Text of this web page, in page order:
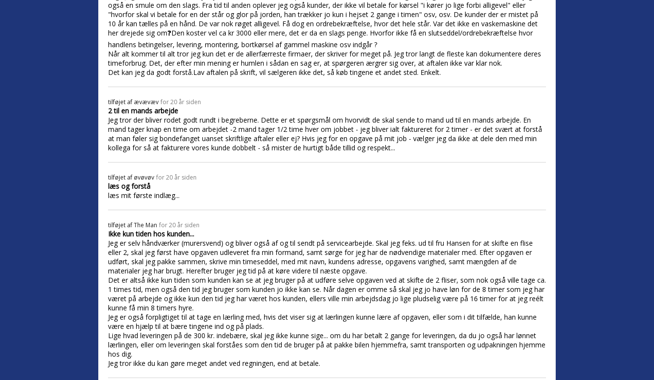
også en smule om den slags. Fra tid til anden oplever jeg også kunder, der ikke vil betale for kørsel "i kører jo lige forbi alligevel" eller
"hvorfor skal vi betale for en der står og glor på jorden, han trækker jo kun i hejset 2 gange i timen" osv, osv. De kunder der er mistet på
10 år kan tælles på en hånd. De var nok røget alligevel. Få dog en ordrebekræftelse, hvor det hele står. Var det ikke en vaskemaskine det
her drejede sig om❓Den koster vel ca kr 3000 eller mere, det er da en slags penge. Hvorfor ikke få en slutseddel/ordrebekræftelse hvor
handlens betingelser, levering, montering, bortkørsel af gammel maskine osv indgår ?
Når alt kommer til alt tror jeg kun det er de allerfærreste firmaer, der skriver for meget på. Jeg tror langt de fleste kan dokumentere deres
timeforbrug. Det, der efter min mening er humlen i sådan en sag er, at spørgeren ærgrer sig over, at aftalen ikke var klar nok.
Det kan jeg da godt forstå.Lav aftalen på skrift, vil sælgeren ikke det, så køb tingene et andet sted. Enkelt.
tilføjet af ævævæv for 20 år siden
2 til en mands arbejde
Jeg tror der bliver rodet godt rundt i begreberne. Dette er et spørgsmål om hvorvidt de skal sende to mand ud til en mands arbejde. En
mand tager knap en time om arbejdet -2 mand tager 1/2 time hver om jobbet - jeg bliver ialt faktureret for 2 timer - er det svært at forstå
at man føler sig bondefanget uanset skriftlige aftaler eller ej? Hvis jeg for en opgave på mit job - vælger jeg da ikke at dele den med min
kollega for så at fakturere vores kunde dobbelt - så mister de hurtigt både tillid og respekt...
tilføjet af øvøvøv for 20 år siden
læs og forstå
læs mit første indlæg...
tilføjet afThe Man for 20 år siden
Ikke kun tiden hos kunden...
Jeg er selv håndværker (murersvend) og bliver også af og til sendt på servicearbejde. Skal jeg feks. ud til fru Hansen for at skifte en flise
eller 2, skal jeg først have opgaven udleveret fra min formand, samt sørge for jeg har de nødvendige materialer med. Efter opgaven er
udført, skal jeg pakke sammen, skrive min timeseddel, med mit navn, kundens adresse, opgavens varighed, samt mængden af de
materialer jeg har brugt. Herefter bruger jeg tid på at køre videre til næste opgave.
Det er altså ikke kun tiden som kunden kan se at jeg bruger på at udføre selve opgaven ved at skifte de 2 fliser, som nok også ville tage ca.
1 times tid, men også den tid jeg bruger som kunden jo ikke kan se. Når dagen er omme så skal jeg jo have løn for de 8 timer som jeg har
været på arbejde og ikke kun den tid jeg har været hos kunden, ellers ville min arbejdsdag jo lige pludselig være på 16 timer for at jeg reélt
kunne få min 8 timers hyre.
Jeg er også forpligtiget til at tage en lærling med, hvis det viser sig at lærlingen kunne lære af opgaven, eller som i dit tilfælde, han kunne
være en hjælp til at bære tingene ind og på plads.
Lige hvad leveringen på de 300 kr. indebære, skal jeg ikke kunne sige... om du har betalt 2 gange for leveringen, da du jo også har lønnet
lærlingen, eller om leveringen skal forståes som den tid de bruger på at pakke bilen hjemmefra, samt transporten og udpakningen hjemme
hos dig.
Jeg tror ikke du kan gøre meget andet ved regningen, end at betale.